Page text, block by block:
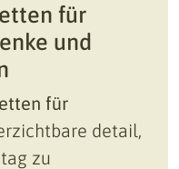
für
und
für
detail,
zu